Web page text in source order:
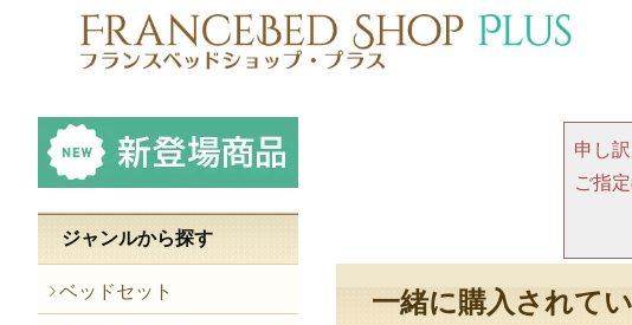
ジャンルから探す
ベッドセット
申し
ご指
一緒に購入されて